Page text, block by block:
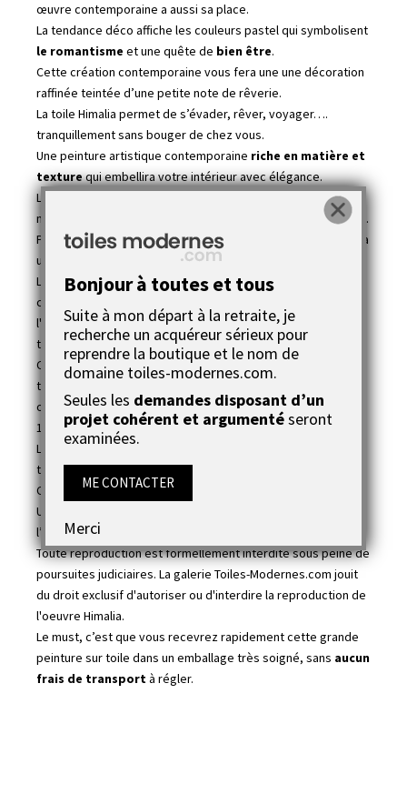
œuvre contemporaine a aussi sa place.
La tendance déco affiche les couleurs pastel qui symbolisent
le romantisme et une quête de bien être.
Cette création contemporaine vous fera une une décoration
raffinée teintée d’une petite note de rêverie.
La toile Himalia permet de s’évader, rêver, voyager….
tranquillement sans bouger de chez vous.
Une peinture artistique contemporaine riche en matière et
texturequi embellira votre intérieur avec élégance.
Le tableau Himalia convient à tous styles d’intérieur,
moderne, ancien, bohème, scandinave, design, romantique...
Pour créer cette composition contemporaine, notre artiste a
utilisé une peinture acrylique extra fine haut de gamme.
La finition cette création contemporain est optimale, 2
couches de
l'oeuvre dans le temps des UV et facilitent l'entretien du
tableau (un simple chiffon doux suffit).
Cette œuvre d’art contemporaine, n’a à voir avec les
tableaux en série des magasins de bricolage ou sur Internet
où vous pouvez mettre dans le panier 10, 100,
1000...tableaux.
L’artiste estcotée
toulousaine qui est dans le Dictionnaire Larousse des
Cotations Drouot depuis 2011.
Un certificat d’authenticité avec toutes les références de
l’oeuvre Himalia vous sera fourni.
Toute reproduction est formellement interdite sous peine de
poursuites judiciaires. La galerie Toiles-Modernes.com jouit
du droit exclusif d'autoriser ou d'interdire la reproduction de
l'oeuvre Himalia.
Le must, c’est que vous recevrez rapidement cette grande
peinture sur toile dans un emballage très soigné, sans aucun
frais de transportà régler.
Bonjour à toutes et tous
Suite à mon départ à la retraite, je
recherche un acquéreur sérieux pour
reprendre la boutique et le nom de
domaine toiles-modernes.com.
Seules les demandes disposant d’un
projet cohérent et argumentéseront
examinées.
ME CONTACTER
Merci